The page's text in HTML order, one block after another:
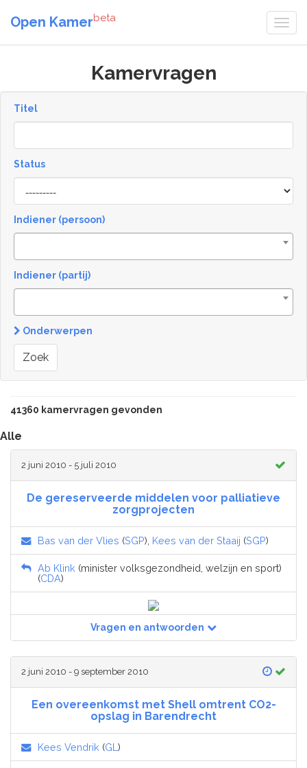
Open Kamerbeta
Kamervragen
Titel
Status
[invalid
name]
Indiener (persoon)
Indiener (partij)
Onderwerpen
Zoek
41360 kamervragen gevonden
Alle
2 juni 2010 - 5 juli 2010
De gereserveerde middelen voor palliatieve
zorgprojecten
Bas van der Vlies (SGP), Kees van der Staaij (SGP)
Ab Klink (minister volksgezondheid, welzijn en sport)
(CDA)
Vragen en antwoorden
2 juni 2010 - 9 september 2010
Een overeenkomst met Shell omtrent CO2-
opslag in Barendrecht
Kees Vendrik (GL )